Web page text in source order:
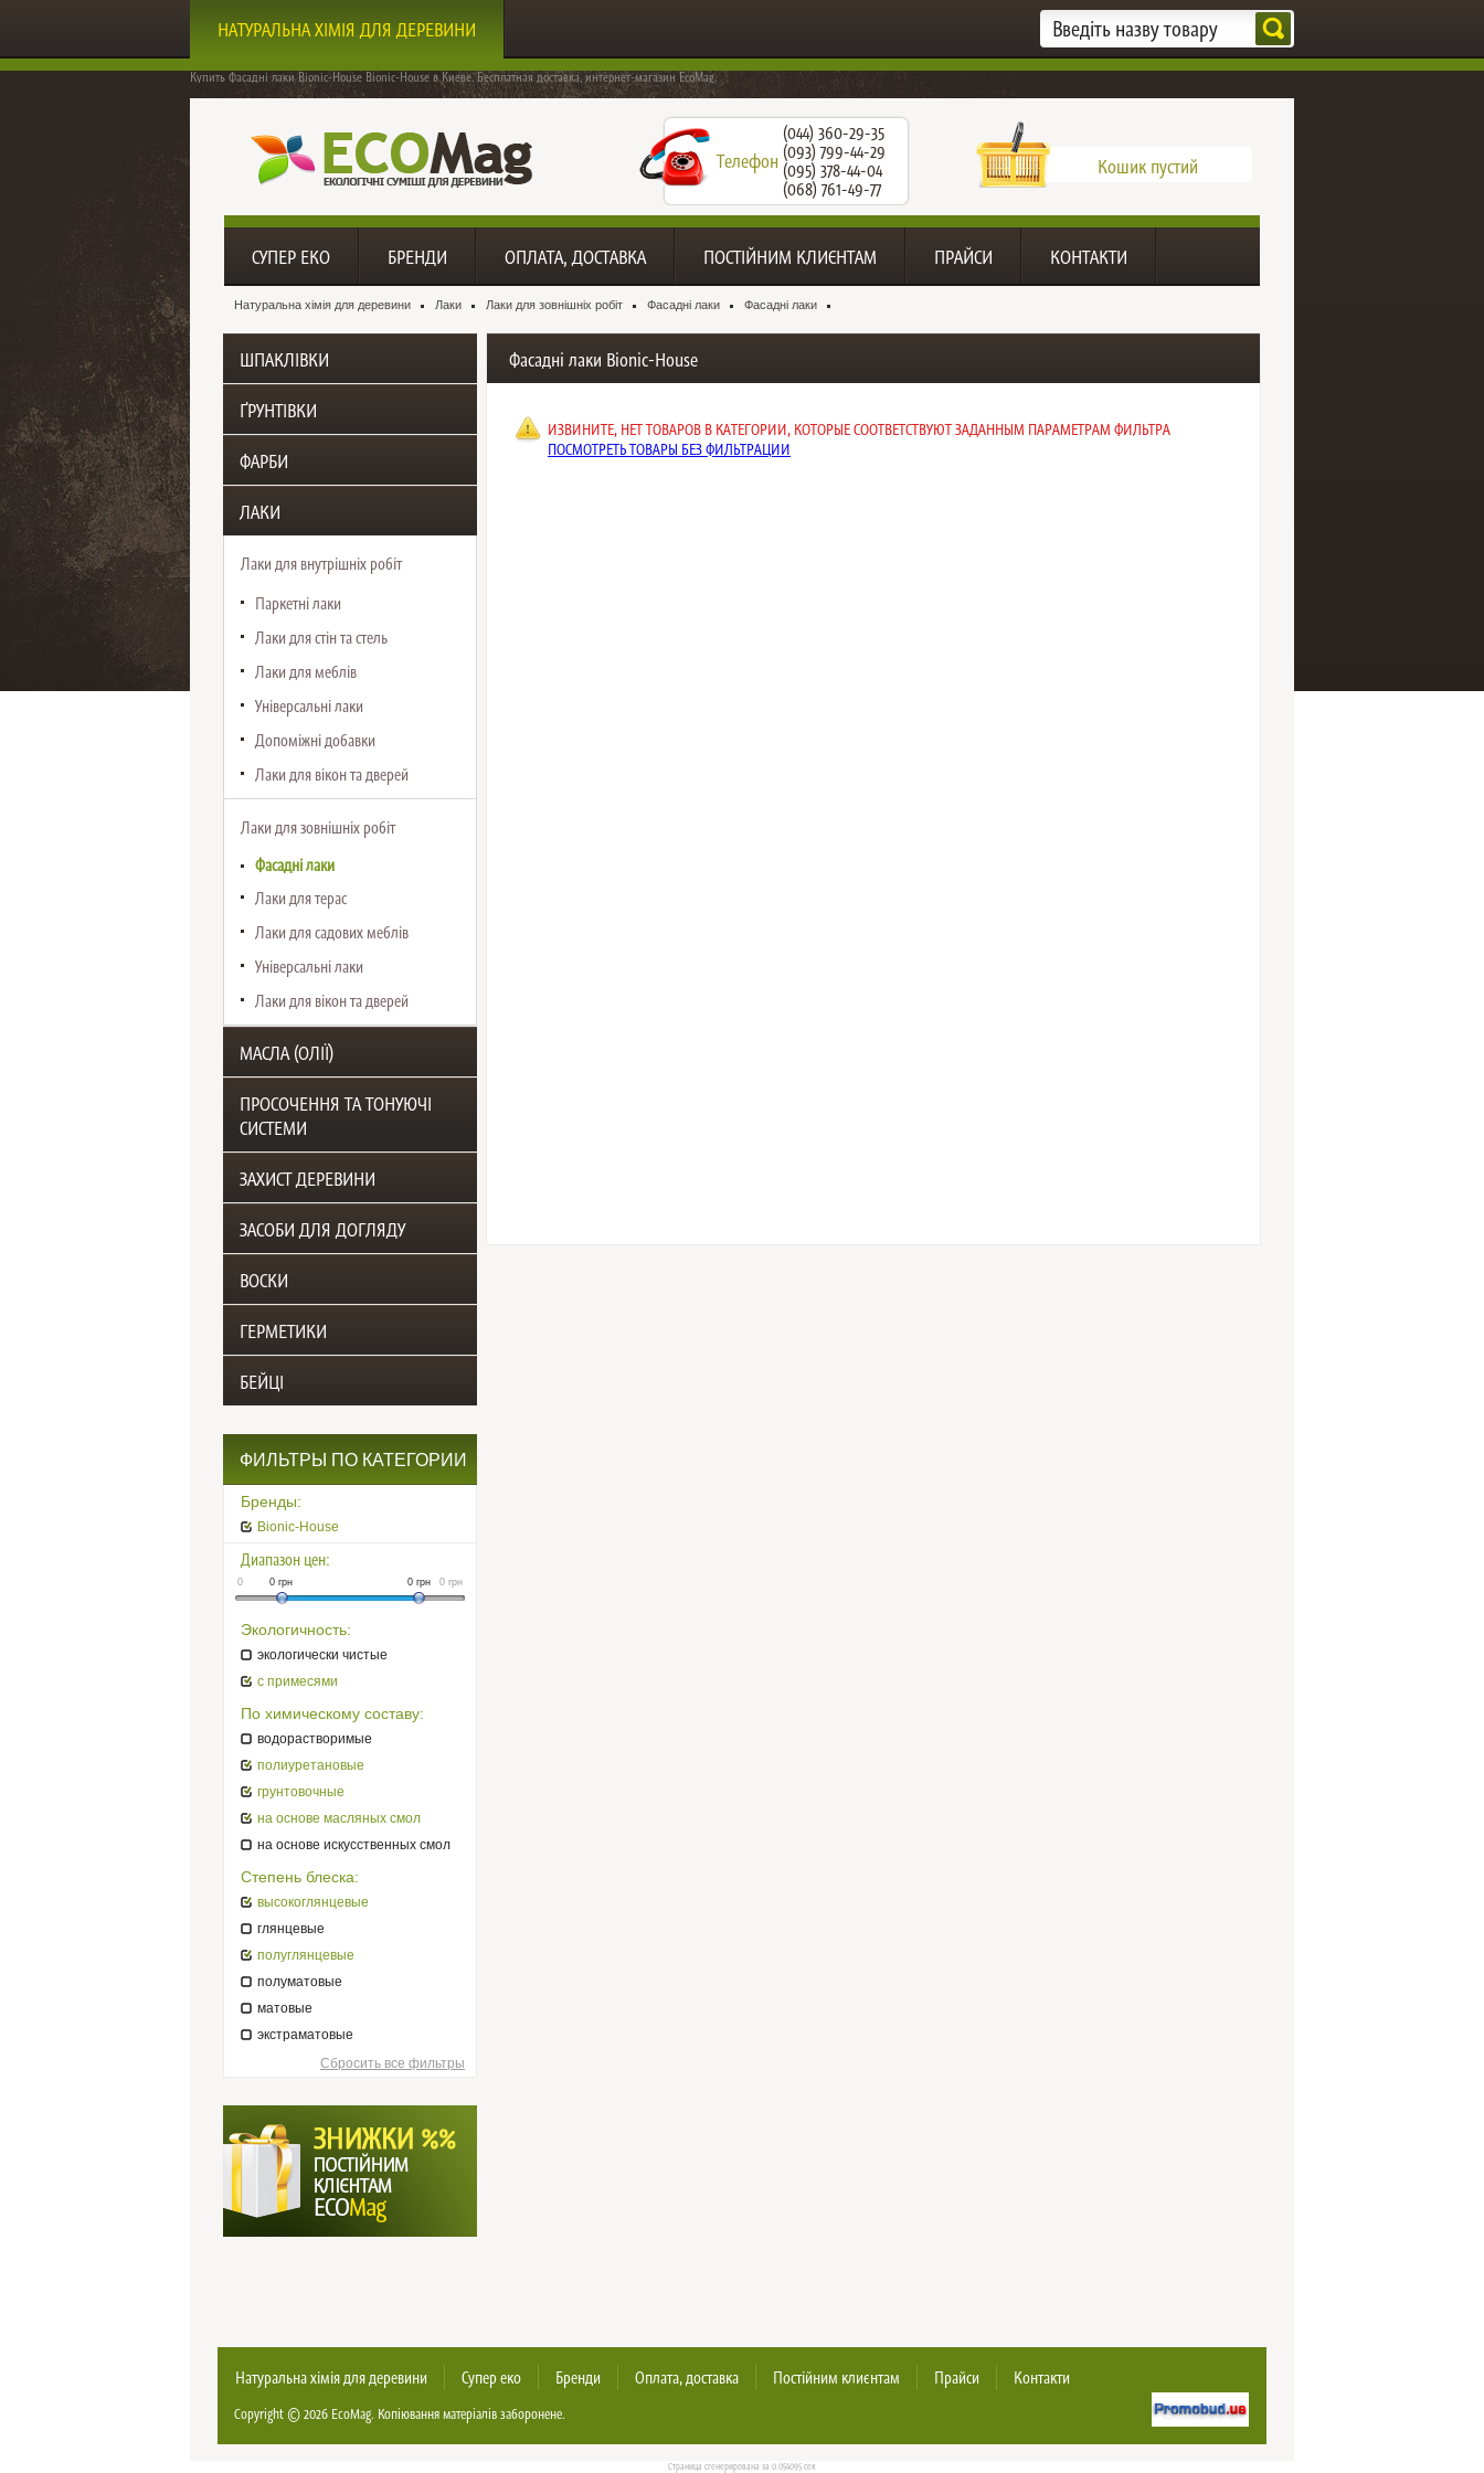
НАТУРАЛЬНА ХІМІЯ ДЛЯ ДЕРЕВИНИ
Купить Фасадні лаки Bionic-House Bionic-House в Киеве. Бесплатная доставка, интернет-магазин EcoMag.
СУПЕР ЕКО БРЕНДИ ОПЛАТА, ДОСТАВКА ПОСТІЙНИМ КЛИЄНТАМ ПРАЙСИ КОНТАКТИ
Натуральна хімія для деревини Лаки Лаки для зовнішніх робіт Фасадні лаки Фасадні лаки
Фасадні лаки Bionic-House
ИЗВИНИТЕ, НЕТ ТОВАРОВ В КАТЕГОРИИ, КОТОРЫЕ СООТВЕТСТВУЮТ ЗАДАННЫМ ПАРАМЕТРАМ ФИЛЬТРА
ПОСМОТРЕТЬ ТОВАРЫ БЕЗ ФИЛЬТРАЦИИ
ШПАКЛІВКИ
ҐРУНТІВКИ
ФАРБИ
ЛАКИ
Лаки для внутрішніх робіт
Паркетні лаки
Лаки для стін та стель
Лаки для меблів
Універсальні лаки
Допоміжні добавки
Лаки для вікон та дверей
Лаки для зовнішніх робіт
Фасадні лаки
Лаки для терас
Лаки для садових меблів
Універсальні лаки
Лаки для вікон та дверей
МАСЛА (ОЛІЇ)
ПРОСОЧЕННЯ ТА ТОНУЮЧІ
СИСТЕМИ
ЗАХИСТ ДЕРЕВИНИ
ЗАСОБИ ДЛЯ ДОГЛЯДУ
ВОСКИ
ГЕРМЕТИКИ
БЕЙЦІ
ФИЛЬТРЫ ПО КАТЕГОРИИ
Бренды:
Bionic-House
Диапазон цен:
0 0 грн
0 грн 0грн
Экологичность:
экологически чистые
с примесями
По химическому составу:
водорастворимые
полиуретановые
грунтовочные
на основе масляных смол
на основе искусственных смол
Степень блеска:
высокоглянцевые
глянцевые
полуглянцевые
полуматовые
матовые
экстраматовые
Сбросить все фильтры
Телефон
(044) 360-29-35
(093) 799-44-29
(095) 378-44-04
(068) 761-49-77
Кошик пустий
Натуральна хімія для деревини Супер еко Бренди Оплата, доставка Постійним клиєнтам Прайси Контакти
Copyright © 2026 EcoMag. Копіювання матеріалів заборонене.
Страница сгенерирована за 0.054095 сек